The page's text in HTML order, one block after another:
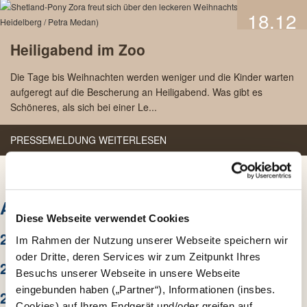
Diese Webseite verwendet Cookies
Im Rahmen der Nutzung unserer Webseite speichern wir
oder Dritte, deren Services wir zum Zeitpunkt Ihres
Besuchs unserer Webseite in unsere Webseite
eingebunden haben („Partner“), Informationen (insbes.
18.12
Heiligabend im Zoo
Die Tage bis Weihnachten werden weniger und die Kinder warten
aufgeregt auf die Bescherung an Heiligabend. Was gibt es
Schöneres, als sich bei einer Le...
PRESSEMELDUNG WEITERLESEN
ARCHIV
2026
2025
2024